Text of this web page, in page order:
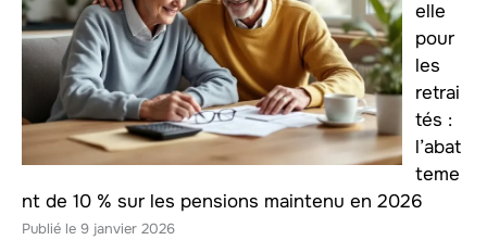
elle
pour
les
retrai
tés :
l’abat
teme
nt de 10 % sur les pensions maintenu en 2026
9 janvier 2026